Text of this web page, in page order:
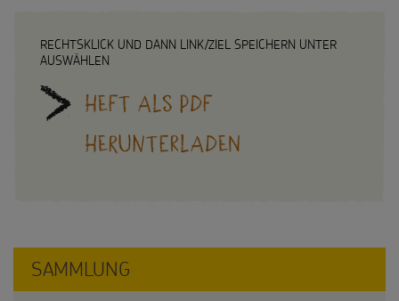
FAQ Spenden
SHOP
Suche
Suchbegriff
RECHTSKLICK UND DANN LINK/ZIEL SPEICHERN UNTER
AUSWÄHLEN
Heft als PDF
herunterladen
SAMMLUNG